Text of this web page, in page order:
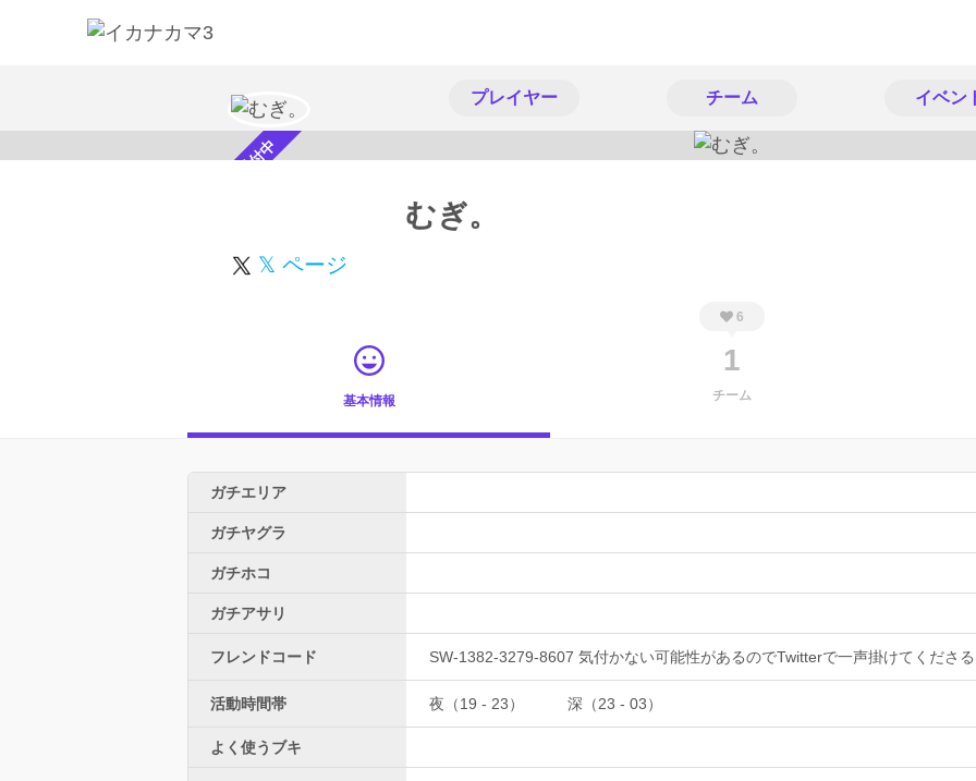
プレイヤー チーム イベン
スカウト受付中 むぎ。
𝕏 ページ
基本情報
6
1
チーム
ガチエリア
ガチヤグラ
ガチホコ
ガチアサリ
フレンドコード SW-1382-3279-8607 気付かない可能性があるのでTwitterで一声掛けてくださ
活動時間帯 夜（19 - 23） 深（23 - 03）
よく使うブキ